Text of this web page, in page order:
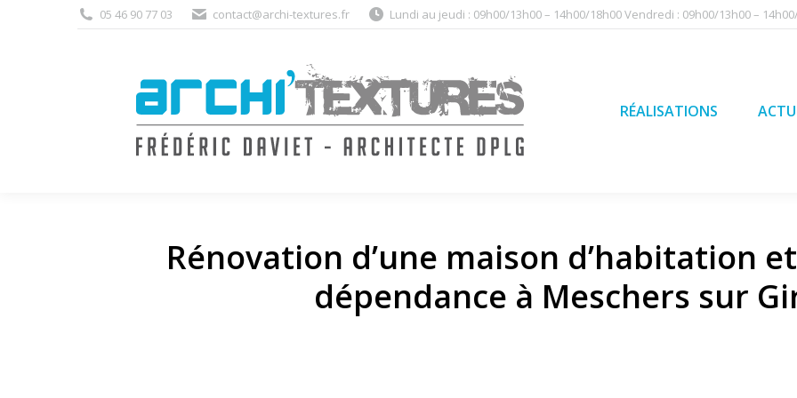
05 46 90 77 03 contact@archi-textures.fr Lundi au jeudi : 09h00/13h00 – 14h00/18h00 Vendredi : 09h00/13h00 –
RÉALISATIONS ACTU
Rénovation d’une maison d’habitation
dépendance à Meschers sur